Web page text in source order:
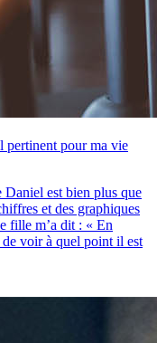
pertinent pour ma vie
est bien plus que
et des graphiques
fille m’a dit : « En
voir à quel point il est